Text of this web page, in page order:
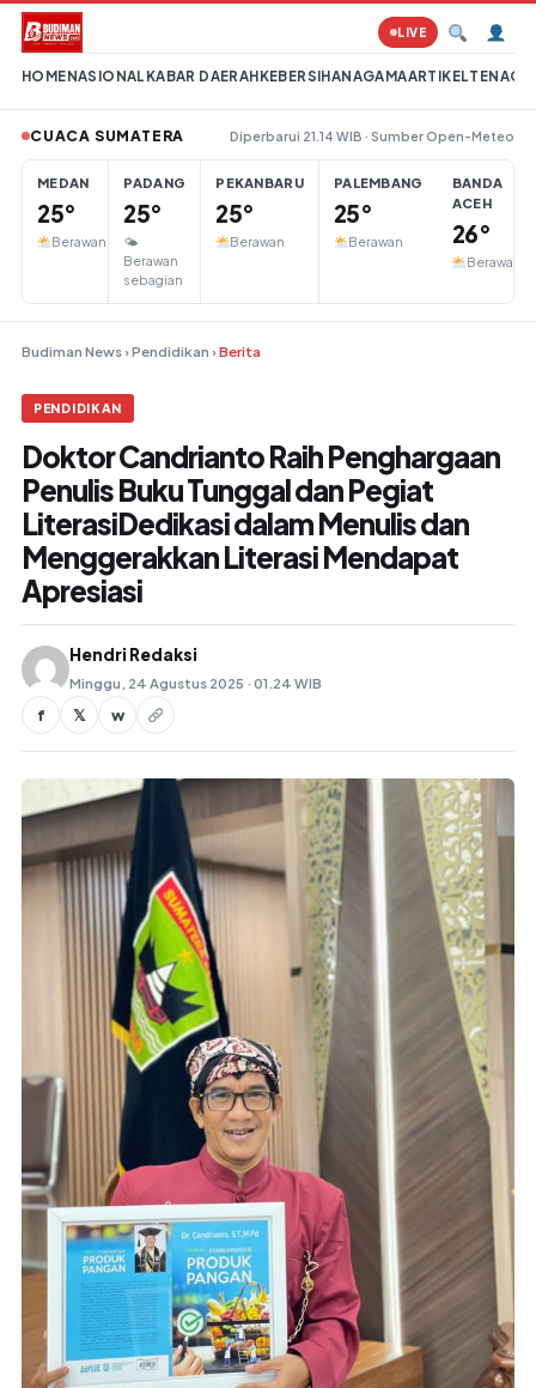
Lompat ke konten
HOMENASIONAL KABAR DAERAHKEBERSIHANAGAMAARTIKELTENAGA
LIVE
CUACA SUMATERA Diperbarui 21.14 WIB · Sumber Open-Meteo
MEDAN
25°
Berawan
PADANG
25°
🌤
Berawan
sebagian
PEKANBARU
25°
Berawan
PALEMBANG
25°
Berawan
BANDA
ACEH
26°
Berawan
Budiman News ›Pendidikan ›Berita
PENDIDIKAN
Doktor Candrianto Raih Penghargaan
Penulis Buku Tunggal dan Pegiat
LiterasiDedikasi dalam Menulis dan
Menggerakkan Literasi Mendapat
Apresiasi
Hendri Redaksi
Minggu, 24 Agustus 2025 · 01.24 WIB
f 𝕏 w